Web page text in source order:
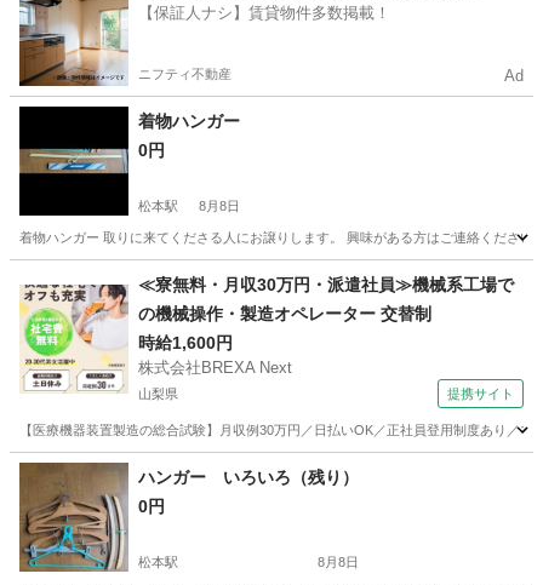
【保証人ナシ】賃貸物件多数掲載！
ニフティ不動産 Ad
着物ハンガー
0円
松本駅 8月8日
着物ハンガー 取りに来てくださる人にお譲りします。 興味がある方はご連絡ください
松本駅 洗濯用品
≪寮無料・月収30万円・派遣社員≫機械系工場で
の機械操作・製造オペレーター 交替制
時給1,600円
株式会社BREXA Next
山梨県 提携サイト
【医療機器装置製造の総合試験】月収例30万円／日払いOK／正社員登用制度あり
山梨 その他
ハンガー いろいろ（残り）
0円
松本駅 8月8日